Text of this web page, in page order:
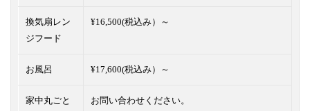
換気扇レン
ジフード
¥16,500(税込み）～
お風呂 ¥17,600(税込み）～
家中丸ごと お問い合わせください。